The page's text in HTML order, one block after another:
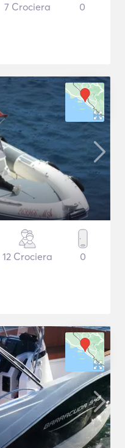
7 Crociera 0
12 Crociera 0